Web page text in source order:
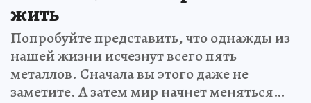
жить
Попробуйте представить, что однажды из
нашей жизни исчезнут всего пять
металлов. Сначала вы этого даже не
заметите. А затем мир начнет меняться…